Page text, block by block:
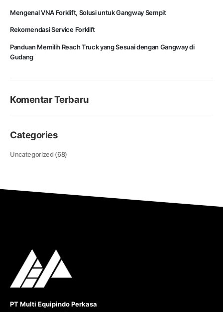
Mengenal VNA Forklift, Solusi untuk Gangway Sempit
Rekomendasi Service Forklift
Panduan Memilih Reach Truck yang Sesuai dengan Gangway di
Gudang
Komentar Terbaru
Categories
Uncategorized (68)
PT Multi Equipindo Perkasa